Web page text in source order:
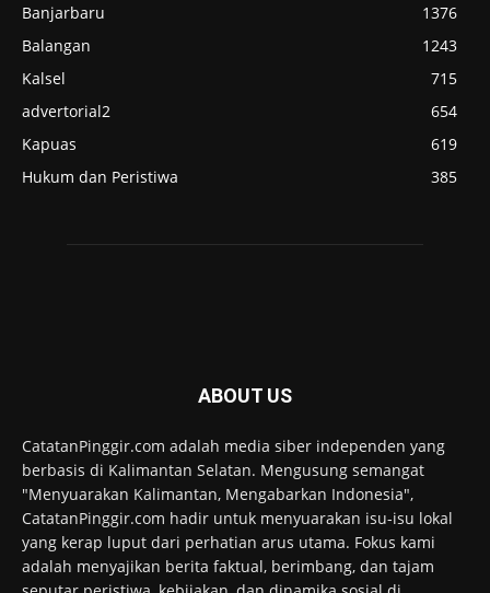
Banjarbaru
1376
Balangan
1243
Kalsel
715
advertorial2
654
Kapuas
619
Hukum dan Peristiwa
385
ABOUT US
CatatanPinggir.com adalah media siber independen yang
berbasis di Kalimantan Selatan. Mengusung semangat
"Menyuarakan Kalimantan, Mengabarkan Indonesia",
CatatanPinggir.com hadir untuk menyuarakan isu-isu lokal
yang kerap luput dari perhatian arus utama. Fokus kami
adalah menyajikan berita faktual, berimbang, dan tajam